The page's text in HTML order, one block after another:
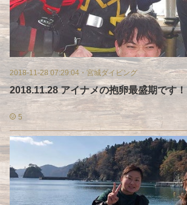
2018-11-28 07:29:04 ・ 宮城ダイビング
2018.11.28 アイナメの抱卵最盛期です！
5